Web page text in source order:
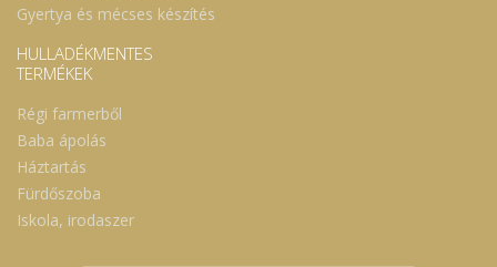
Gyertya és mécses készítés
HULLADÉKMENTES
TERMÉKEK
Régi farmerből
Baba ápolás
Háztartás
Fürdőszoba
Iskola, irodaszer